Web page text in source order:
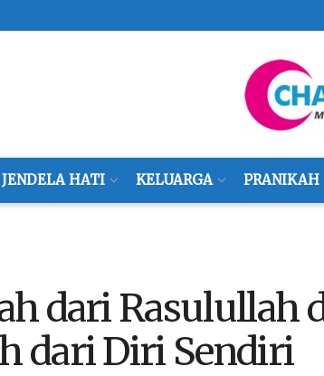
JENDELA HATI KELUARGA PRANIKAH
dari Rasulullah
dari Diri Sendiri